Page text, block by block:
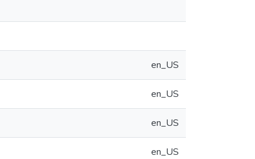
en_US
en_US
en_US
en_US